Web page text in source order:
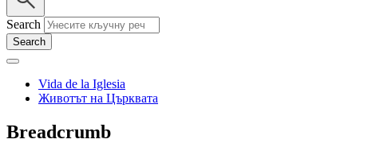
Search
Vida de la Iglesia
Животът на Църквата
Breadcrumb